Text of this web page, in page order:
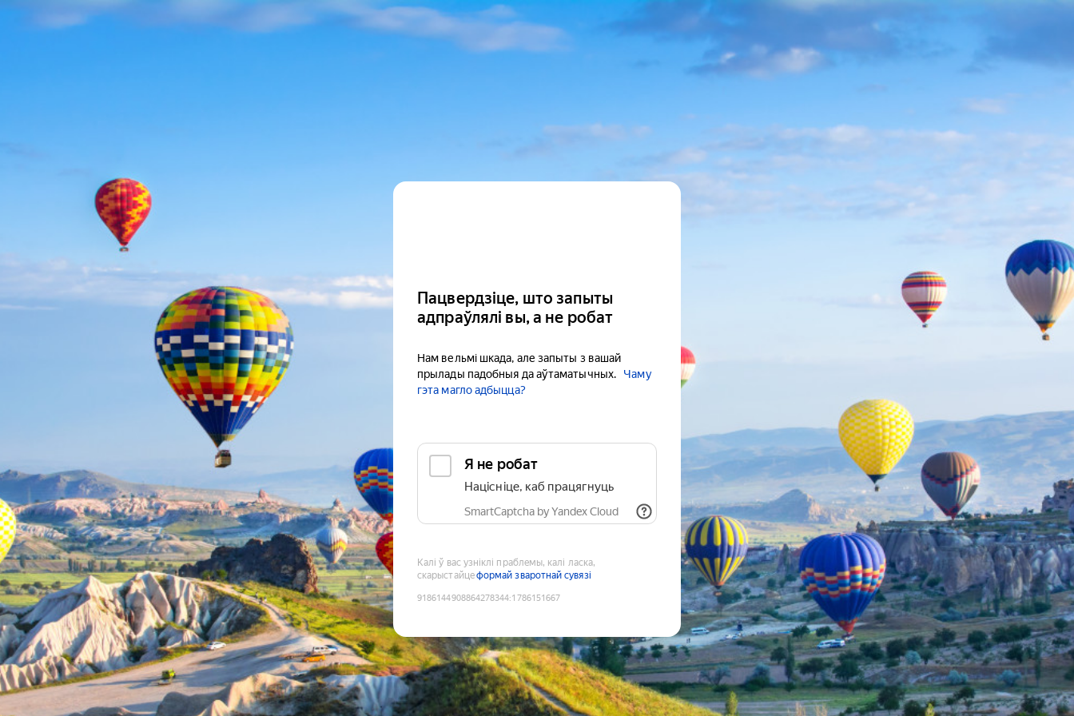
Пацвердзіце, што запыты
адпраўлялі вы, а не робат
Нам вельмі шкада, але запыты з вашай
прылады падобныя да аўтаматычных.
Чаму
гэта магло адбыцца?
Я не робат
Націсніце, каб працягнуць
SmartCaptcha by Yandex Cloud
Калі ў вас узніклі праблемы, калі ласка,
скарыстайцеформай зваротнай сувязі
9186144908864278344:1786151667